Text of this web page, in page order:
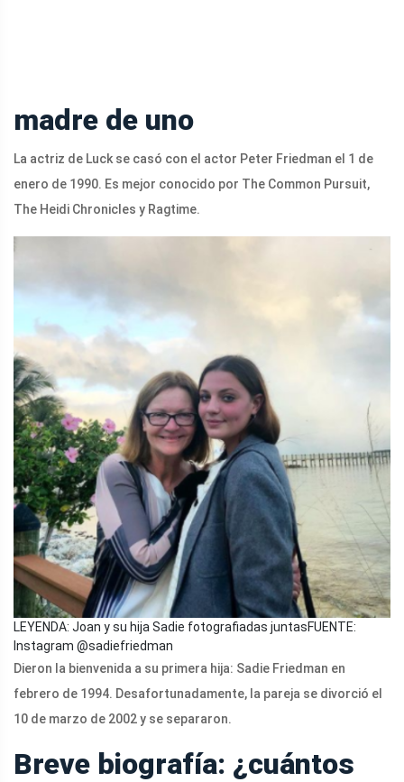
madre de uno
La actriz de Luck se casó con el actor Peter Friedman el 1 de
enero de 1990. Es mejor conocido por The Common Pursuit,
The Heidi Chronicles y Ragtime.
LEYENDA: Joan y su hija Sadie fotografiadas juntasFUENTE:
Instagram @sadiefriedman
Dieron la bienvenida a su primera hija: Sadie Friedman en
febrero de 1994. Desafortunadamente, la pareja se divorció el
10 de marzo de 2002 y se separaron.
Breve biografía: ¿cuántos